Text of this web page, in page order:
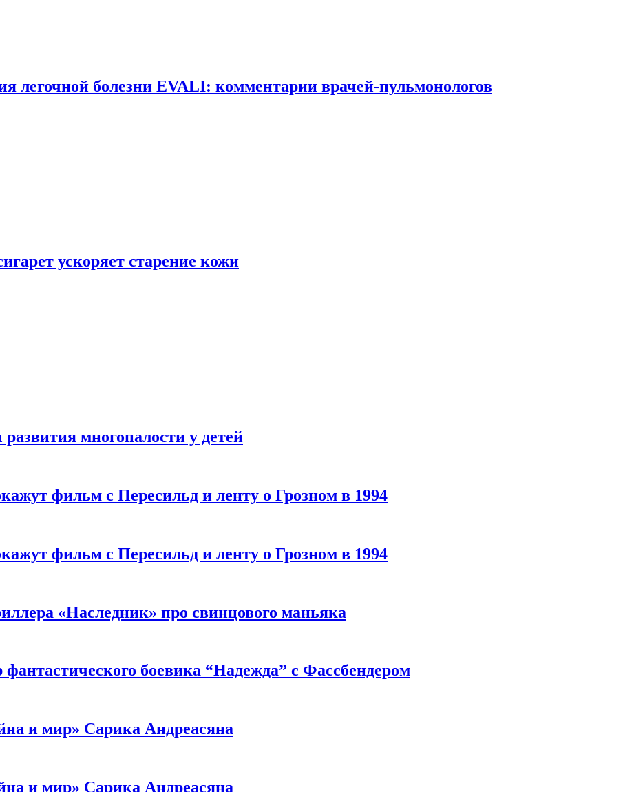
легочной болезни EVALI: комментарии врачей-пульмонологов
ускоряет старение кожи
многопалости у детей
фильм с Пересильд и ленту о Грозном в 1994
фильм с Пересильд и ленту о Грозном в 1994
«Наследник» про свинцового маньяка
боевика “Надежда” с Фассбендером
и мир» Сарика Андреасяна
и мир» Сарика Андреасяна